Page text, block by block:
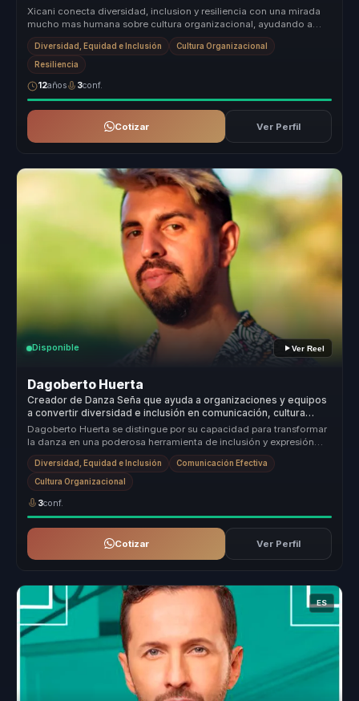
Xicani conecta diversidad, inclusion y resiliencia con una mirada
mucho mas humana sobre cultura organizacional, ayudando a
que las empre...
Diversidad, Equidad e Inclusión Cultura Organizacional
Resiliencia
12años 3conf.
Cotizar Ver Perfil
Disponible Ver Reel
Dagoberto Huerta
Creador de Danza Seña que ayuda a organizaciones y equipos
a convertir diversidad e inclusión en comunicación, cultura
inclusiva y cohesión.
Dagoberto Huerta se distingue por su capacidad para transformar
la danza en una poderosa herramienta de inclusión y expresión
cultural. S...
Diversidad, Equidad e Inclusión Comunicación Efectiva
Cultura Organizacional
3conf.
Cotizar Ver Perfil
ES